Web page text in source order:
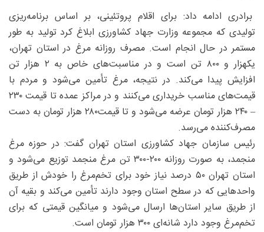
برادری ادامه داد: برای اقلام پروتئینی، بر اساس برنامه‌ریزی
تولیدی که مجموعه وزارت جهاد کشاورزی ابلاغ کرد تولید به طور
مستمر در حال انجام است. مصرف روزانه مرغ در استان تهران،
یکهزار و ۸۰۰ تن است و در مناسبت‌های خاص به ۲ هزار تن
افزایش پیدا می‌کند. در نتیجه، مرغ تأمین می‌شود و مردم با
قیمت‌های مناسب خریداری می‌کنند و در مراکز عمده تا قیمت ۲۳۰
– ۲۴۰ هزار تومان عرضه می‌شود و تا قیمت‌۲۸۰ هزار تومان به دست
مصرف‌کننده می‌رسد.
رئیس سازمان جهاد کشاورزی استان تهران گفت: در حوزه مرغ
منجمد، به صورت روزانه ۲۰۰-۳۰۰ تن مرغ منجمد توزیع می‌شود و
استان تهران ۵۰ درصد نیاز خود برای تخم‌مرغ را خودش از طریق
واحدهایی که در سطح استان وجود دارند تأمین می‌کند و بقیه آن
از طریق سایر استان‌ها ارسال می‌شود و میانگین قیمتی که برای
تخم‌مرغ وجود دارد شانه‌ای ۳۰۰ هزار تومان است.